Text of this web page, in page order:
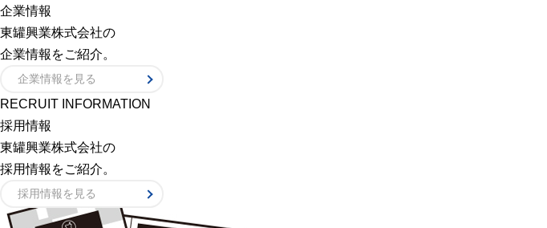
企業情報
東罐興業株式会社の
企業情報をご紹介。
企業情報を見る
RECRUIT INFORMATION
採用情報
東罐興業株式会社の
採用情報をご紹介。
採用情報を見る